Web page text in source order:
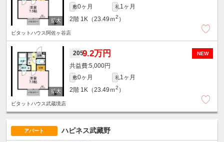
敷0ヶ月 礼1ヶ月
2階 1K（23.49ｍ2 ）
ピタットハウス阿佐ヶ谷店
NEW
2059.2万円
5,000円
敷0ヶ月 礼1ヶ月
2階 1K（23.49ｍ2 ）
ピタットハウス武蔵境店
アパート ハピネス武藏野